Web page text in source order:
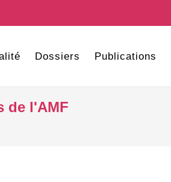
Dossiers Publications
de l'AMF